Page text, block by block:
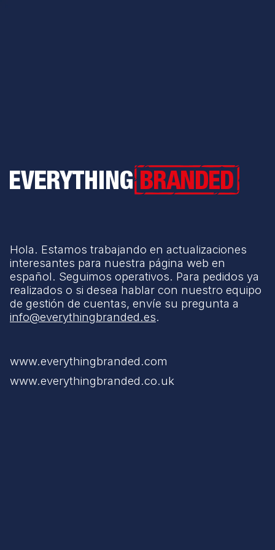
Everything Branded
Hola. Estamos trabajando en actualizaciones
interesantes para nuestra página web en
español. Seguimos operativos. Para pedidos ya
realizados o si desea hablar con nuestro equipo
de gestión de cuentas, envíe su pregunta a
info@everythingbranded.es.
www.everythingbranded.com
www.everythingbranded.co.uk